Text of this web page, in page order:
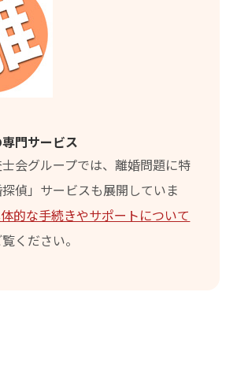
門サービス
会グループでは、離婚問題に特
偵」サービスも展開していま
的な手続きやサポートについて
ください。